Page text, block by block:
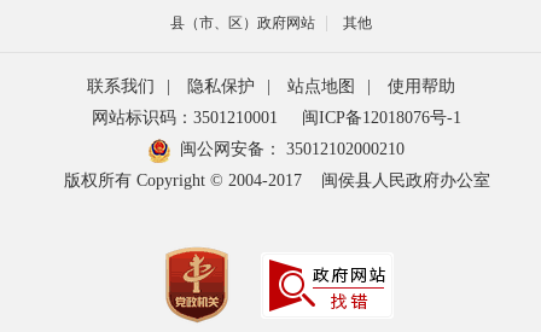
县（市、区）政府网站
其他
联系我们 隐私保护 站点地图
使用帮助
网站标识码：3501210001
闽ICP备12018076号-1
闽公网安备：
35012102000210
版权所有 Copyright © 2004-2017
闽侯县人民政府办公室